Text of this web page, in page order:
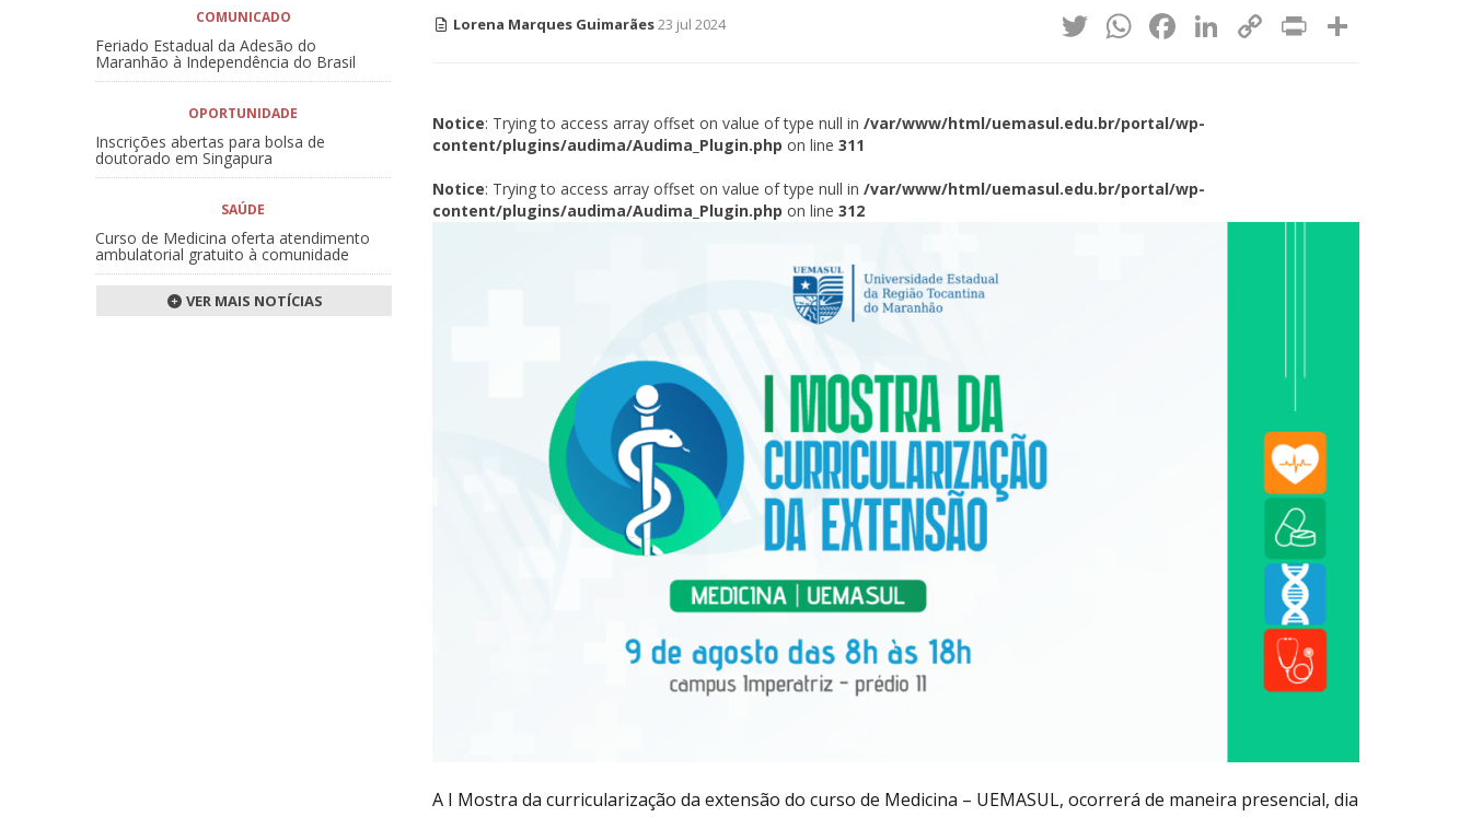
COMUNICADO
Feriado Estadual da Adesão do
Maranhão à Independência do Brasil
OPORTUNIDADE
Inscrições abertas para bolsa de
doutorado em Singapura
SAÚDE
Curso de Medicina oferta atendimento
ambulatorial gratuito à comunidade
VER MAIS NOTÍCIAS
Lorena Marques Guimarães23 jul 2024 Twitter
WhatsApp
Facebook
LinkedIn
CopyPrint
Notice: Trying to access array offset on value of type null in /var/www/html/uemasul.edu.br/portal/wp-
content/plugins/audima/Audima_Plugin.php on line 311
Notice: Trying to access array offset on value of type null in /var/www/html/uemasul.edu.br/portal/wp-
content/plugins/audima/Audima_Plugin.php on line 312
A I Mostra da curricularização da extensão do curso de Medicina – UEMASUL, ocorrerá de maneira presencial, dia